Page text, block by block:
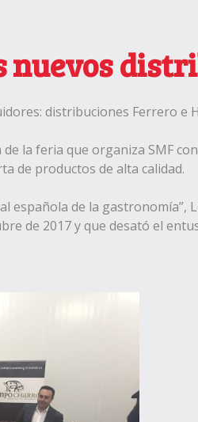
nuevos
distribuciones Ferrero e
la feria que organiza SMF
de productos de alta calidad.
española de la
de 2017 y que desató el